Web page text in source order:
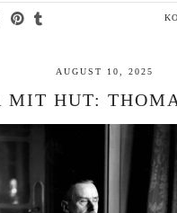
AUGUST 10, 2025
MIT HUT: